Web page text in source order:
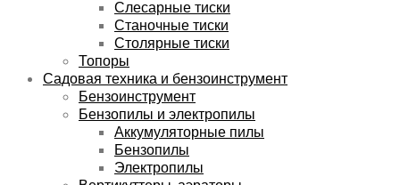
Слесарные тиски
Станочные тиски
Столярные тиски
Топоры
Садовая техника и бензоинструмент
Бензоинструмент
Бензопилы и электропилы
Аккумуляторные пилы
Бензопилы
Электропилы